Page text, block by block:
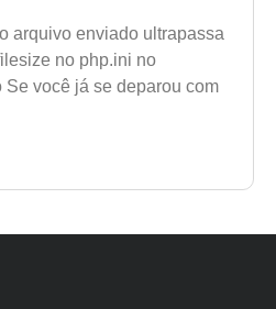
arquivo enviado ultrapassa
no php.ini no
Se você já se deparou com